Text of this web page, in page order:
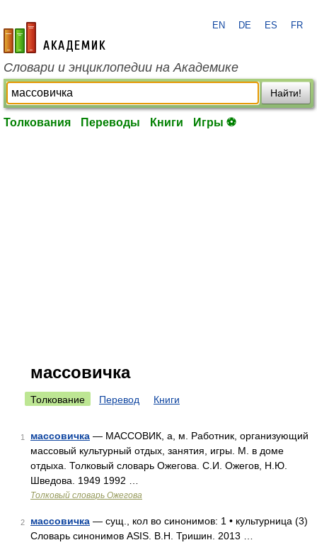
academic.ru
EN DE ES FR
Словари и энциклопедии на Академике
Найти!
Толкования Переводы Книги Игры ⚽
массовичка
Толкование Перевод Книги
1 массовичка — МАССОВИК, а, м. Работник, организующий
массовый культурный отдых, занятия, игры. М. в доме
отдыха. Толковый словарь Ожегова. С.И. Ожегов, Н.Ю.
Шведова. 1949 1992 …
Толковый словарь Ожегова
2 массовичка — сущ., кол во синонимов: 1 • культурница (3)
Словарь синонимов ASIS. В.Н. Тришин. 2013 …